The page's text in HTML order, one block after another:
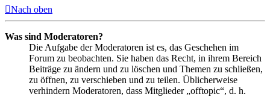
Nach oben
Was sind Moderatoren?
Die Aufgabe der Moderatoren ist es, das Geschehen im
Forum zu beobachten. Sie haben das Recht, in ihrem Bereich
Beiträge zu ändern und zu löschen und Themen zu schließen,
zu öffnen, zu verschieben und zu teilen. Üblicherweise
verhindern Moderatoren, dass Mitglieder „offtopic“, d. h.